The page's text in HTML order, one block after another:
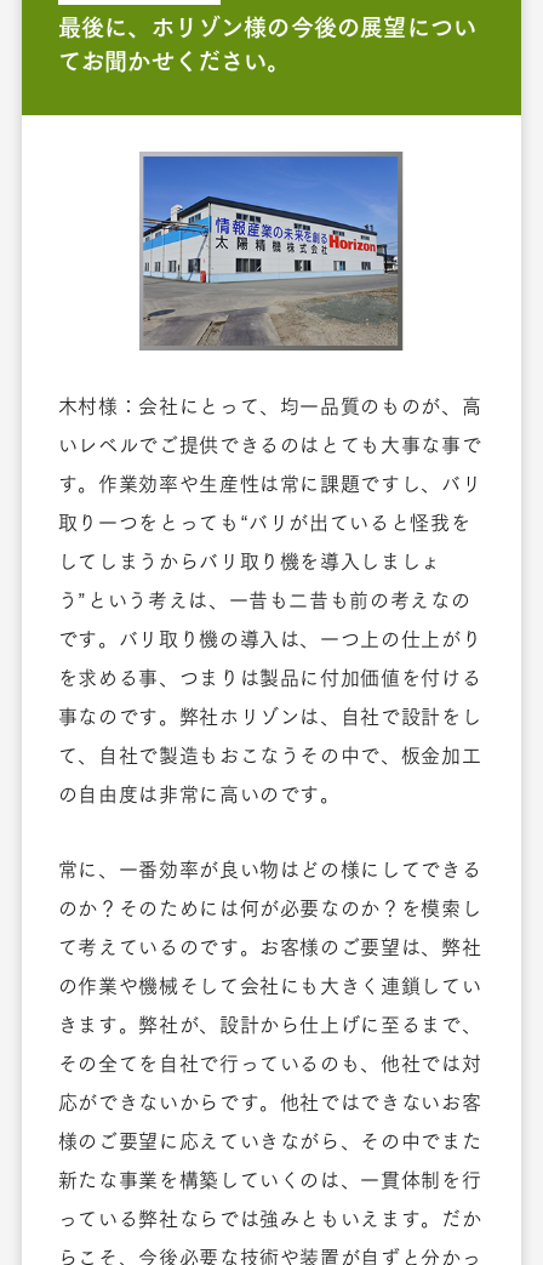
最後に、ホリゾン様の今後の展望につい
てお聞かせください。
木村様：会社にとって、均一品質のものが、高
いレベルでご提供できるのはとても大事な事で
す。作業効率や生産性は常に課題ですし、バリ
取り一つをとっても“バリが出ていると怪我を
してしまうからバリ取り機を導入しましょ
う”という考えは、一昔も二昔も前の考えなの
です。バリ取り機の導入は、一つ上の仕上がり
を求める事、つまりは製品に付加価値を付ける
事なのです。弊社ホリゾンは、自社で設計をし
て、自社で製造もおこなうその中で、板金加工
の自由度は非常に高いのです。
常に、一番効率が良い物はどの様にしてできる
のか？そのためには何が必要なのか？を模索し
て考えているのです。お客様のご要望は、弊社
の作業や機械そして会社にも大きく連鎖してい
きます。弊社が、設計から仕上げに至るまで、
その全てを自社で行っているのも、他社では対
応ができないからです。他社ではできないお客
様のご要望に応えていきながら、その中でまた
新たな事業を構築していくのは、一貫体制を行
っている弊社ならでは強みともいえます。だか
らこそ、今後必要な技術や装置が自ずと分かっ